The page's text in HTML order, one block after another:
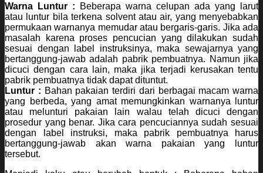
Warna Luntur : Beberapa warna celupan ada yang larut
atau luntur bila terkena solvent atau air, yang menyebabkan
permukaan warnanya memudar atau bergaris-garis. Jika ada
masalah karena proses pencucian yang dilakukan sudah
sesuai dengan label instruksinya, maka sewajarnya yang
bertanggung-jawab adalah pabrik pembuatnya. Namun jika
dicuci dengan cara lain, maka jika terjadi kerusakan tentu
pabrik pembuatnya tidak dapat dituntut.
Luntur : Bahan pakaian terdiri dari berbagai macam warna
yang berbeda, yang amat memungkinkan warnanya luntur
atau melunturi pakaian lain walau telah dicuci dengan
prosedur yang benar. Jika cara pencuciannya sudah sesuai
dengan label instruksi, maka pabrik pembuatnya harus
bertanggung-jawab akan warna pakaian yang luntur
tersebut.